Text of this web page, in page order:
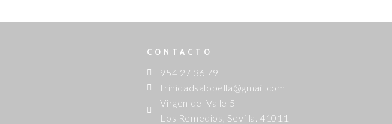
CONTACTO
954 27 36 79
trinidadsalobella@gmail.com
Virgen del Valle 5
Los Remedios, Sevilla. 41011